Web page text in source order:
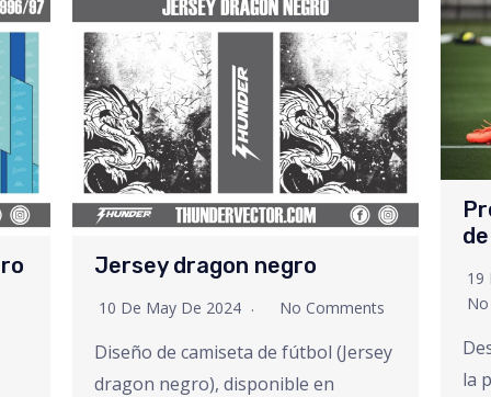
Jersey dragon negro
10 De May De 2024 No Comments
Diseño de camiseta de fútbol (Jersey
dragon negro), disponible en
19
la